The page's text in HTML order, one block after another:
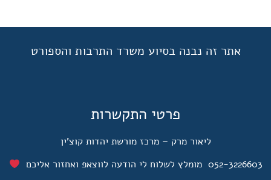
אתר זה נבנה בסיוע משרד התרבות והספורט
פרטי התקשרות
ליאור מרק – מרכז מורשת יהדות קוצ'ין
3226603 מומלץ לשלוח לי הודעה לווצאפ ואחזור אליכם